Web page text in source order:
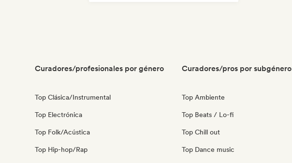
Curadores/profesionales por género
Top Clásica/Instrumental
Top Electrónica
Top Folk/Acústica
Top Hip-hop/Rap
Curadores/pros por subgénero
Top Ambiente
Top Beats / Lo-fi
Top Chill out
Top Dance music